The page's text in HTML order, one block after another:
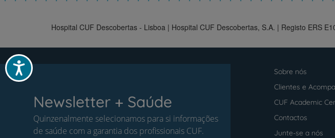
Acessibilidade
Hospital CUF Descobertas - Lisboa | Hospital CUF Descobertas, S.A. | Registo ERS
Newsletter + Saúde
Quinzenalmente selecionamos para si informações
de saúde com a garantia dos profissionais CUF.
footer
Sobre nós
Clientes e
CUF Academic
Contactos
Junte-se a nós